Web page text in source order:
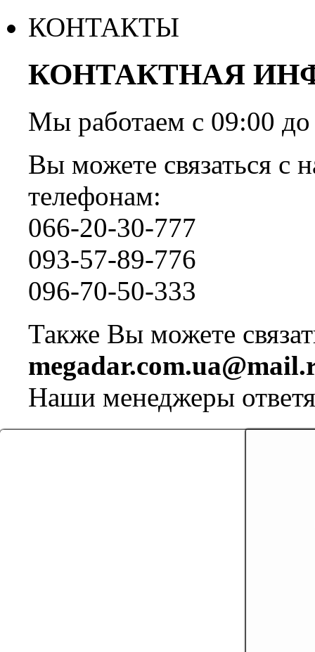
КОНТАКТЫ
КОНТАКТНАЯ
Мы работаем с 09:00
Вы можете связаться с
телефонам:
066-20-30-777
093-57-89-776
096-70-50-333
Также Вы можете
Наши менеджеры